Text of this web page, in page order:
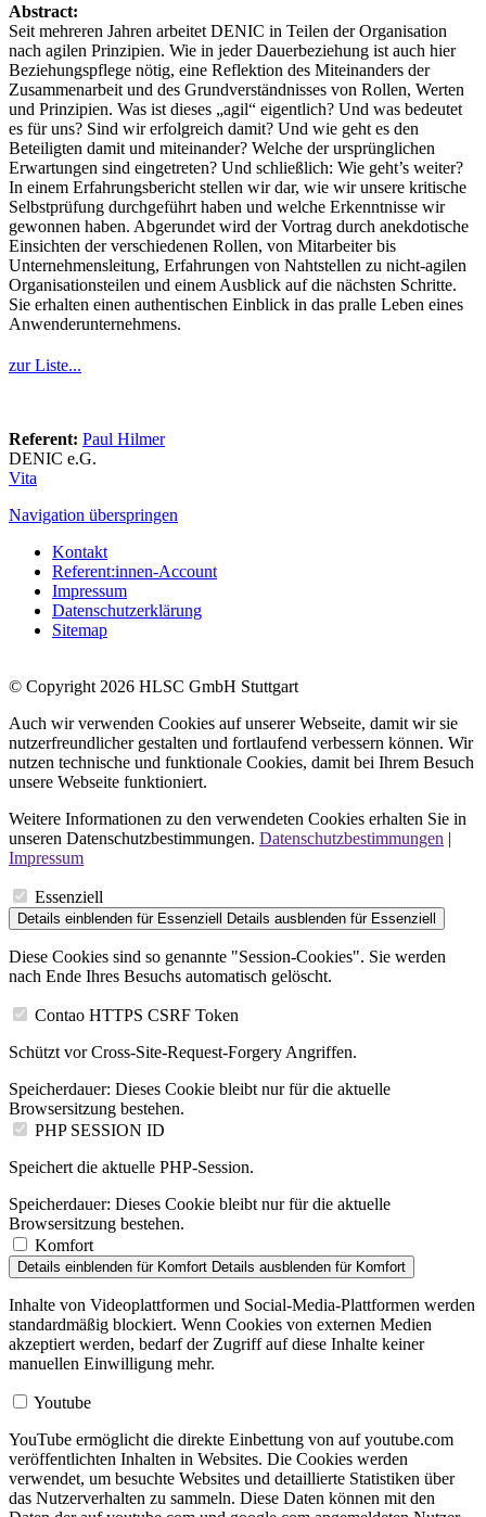
Abstract:
Seit mehreren Jahren arbeitet DENIC in Teilen der Organisation
nach agilen Prinzipien. Wie in jeder Dauerbeziehung ist auch hier
Beziehungspflege nötig, eine Reflektion des Miteinanders der
Zusammenarbeit und des Grundverständnisses von Rollen, Werten
und Prinzipien. Was ist dieses „agil“ eigentlich? Und was bedeutet
es für uns? Sind wir erfolgreich damit? Und wie geht es den
Beteiligten damit und miteinander? Welche der ursprünglichen
Erwartungen sind eingetreten? Und schließlich: Wie geht’s weiter?
In einem Erfahrungsbericht stellen wir dar, wie wir unsere kritische
Selbstprüfung durchgeführt haben und welche Erkenntnisse wir
gewonnen haben. Abgerundet wird der Vortrag durch anekdotische
Einsichten der verschiedenen Rollen, von Mitarbeiter bis
Unternehmensleitung, Erfahrungen von Nahtstellen zu nicht-agilen
Organisationsteilen und einem Ausblick auf die nächsten Schritte.
Sie erhalten einen authentischen Einblick in das pralle Leben eines
Anwenderunternehmens.
zur Liste...
Referent: Paul Hilmer
DENIC e.G.
Vita
Navigation überspringen
Kontakt
Referent:innen-Account
Impressum
Datenschutzerklärung
Sitemap
© Copyright 2026 HLSC GmbH Stuttgart
Auch wir verwenden Cookies auf unserer Webseite, damit wir sie
nutzerfreundlicher gestalten und fortlaufend verbessern können. Wir
nutzen technische und funktionale Cookies, damit bei Ihrem Besuch
unsere Webseite funktioniert.
Weitere Informationen zu den verwendeten Cookies erhalten Sie in
unseren Datenschutzbestimmungen. Datenschutzbestimmungen |
Impressum
Essenziell
Details einblenden für Essenziell Details ausblenden für Essenziell
Diese Cookies sind so genannte "Session-Cookies". Sie werden
nach Ende Ihres Besuchs automatisch gelöscht.
Contao HTTPS CSRF Token
Schützt vor Cross-Site-Request-Forgery Angriffen.
Speicherdauer: Dieses Cookie bleibt nur für die aktuelle
Browsersitzung bestehen.
PHP SESSION ID
Speichert die aktuelle PHP-Session.
Speicherdauer: Dieses Cookie bleibt nur für die aktuelle
Browsersitzung bestehen.
Komfort
Details einblenden für Komfort Details ausblenden für Komfort
Inhalte von Videoplattformen und Social-Media-Plattformen werden
standardmäßig blockiert. Wenn Cookies von externen Medien
akzeptiert werden, bedarf der Zugriff auf diese Inhalte keiner
manuellen Einwilligung mehr.
Youtube
YouTube ermöglicht die direkte Einbettung von auf youtube.com
veröffentlichten Inhalten in Websites. Die Cookies werden
verwendet, um besuchte Websites und detaillierte Statistiken über
das Nutzerverhalten zu sammeln. Diese Daten können mit den